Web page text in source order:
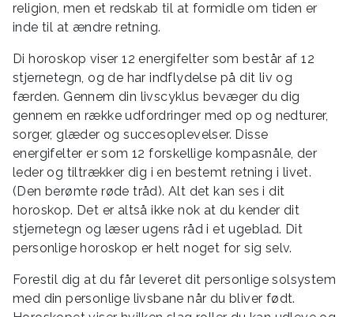
religion, men et redskab til at formidle om tiden er
inde til at ændre retning.
Di horoskop viser 12 energifelter som består af 12
stjernetegn, og de har indflydelse på dit liv og
færden. Gennem din livscyklus bevæger du dig
gennem en række udfordringer med op og nedturer,
sorger, glæder og succesoplevelser. Disse
energifelter er som 12 forskellige kompasnåle, der
leder og tiltrækker dig i en bestemt retning i livet.
(Den berømte røde tråd). Alt det kan ses i dit
horoskop. Det er altså ikke nok at du kender dit
stjernetegn og læser ugens råd i et ugeblad. Dit
personlige horoskop er helt noget for sig selv.
Forestil dig at du får leveret dit personlige solsystem
med din personlige livsbane når du bliver født.